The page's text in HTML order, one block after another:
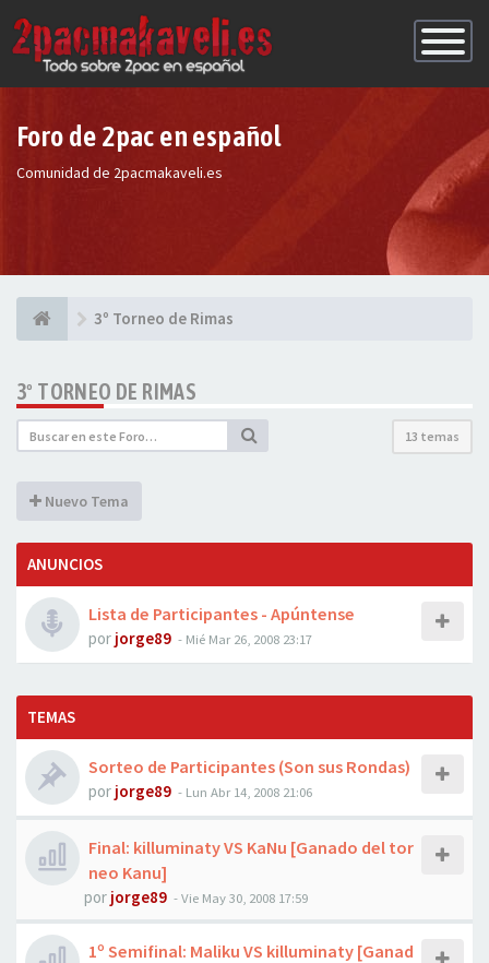
de
Foro de 2pac en español
Comunidad de 2pacmakaveli.es
3º Torneo de Rimas
3º TORNEO DE RIMAS
13 temas
Nuevo Tema
ANUNCIOS
Lista de Participantes - Apúntense
por jorge89 - Mié Mar 26, 2008 23:17
TEMAS
Sorteo de Participantes (Son sus Rondas)
por jorge89 - Lun Abr 14, 2008 21:06
Final: killuminaty VS KaNu [Ganado del tor
neo Kanu]
por jorge89 -Vie May 30, 2008 17:59
1º Semifinal: Maliku VS killuminaty [Ganad